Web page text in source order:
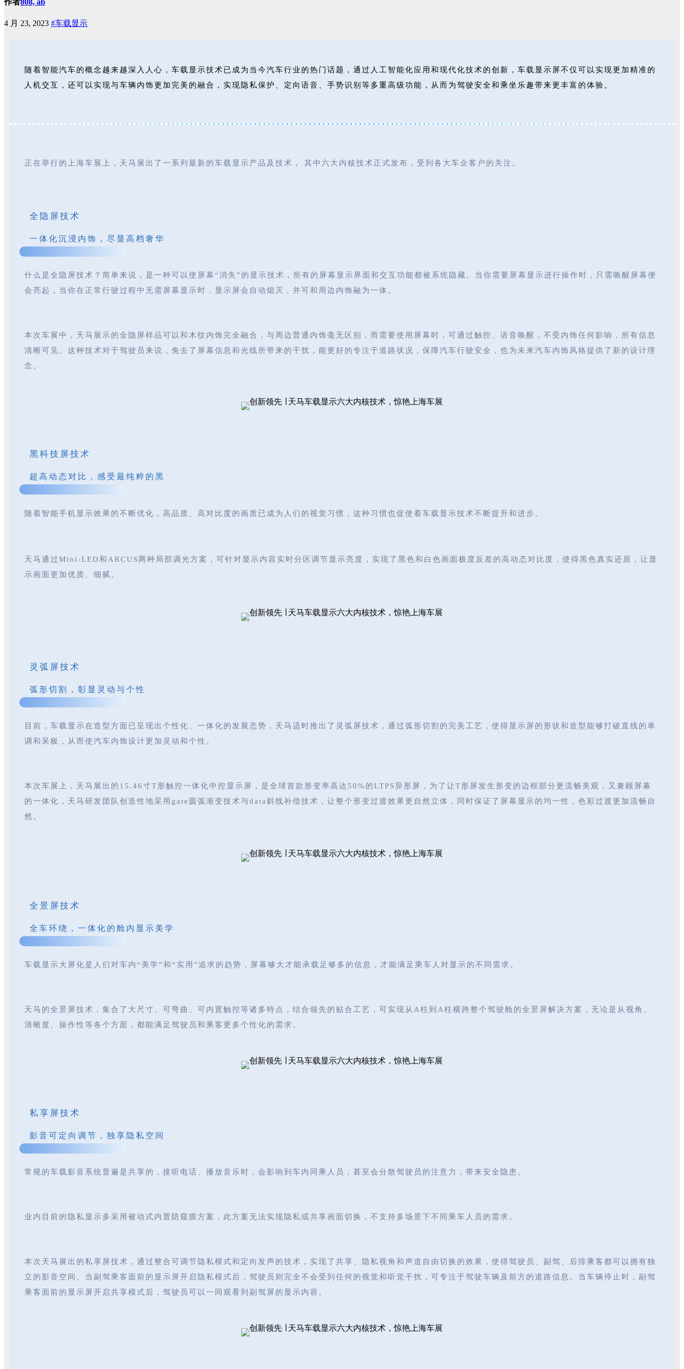
4 月 23, 2023 #车载显示
随着智能汽车的概念越来越深入人心，车载显示技术已成为当今汽车行业的热门话题，通过人工智能化应用和现代化技术的创新，车载显示屏不仅可以实现更加精准的
人机交互，还可以实现与车辆内饰更加完美的融合，实现隐私保护、定向语音、手势识别等多重高级功能，从而为驾驶安全和乘坐乐趣带来更丰富的体验。
正在举行的上海车展上，天马展出了一系列最新的车载显示产品及技术， 其中六大内核技术正式发布，受到各大车企客户的关注。
全隐屏技术
一体化沉浸内饰，尽显高档奢华
什么是全隐屏技术？简单来说，是一种可以使屏幕“消失”的显示技术，所有的屏幕显示界面和交互功能都被系统隐藏。当你需要屏幕显示进行操作时，只需唤醒屏幕便
会亮起，当你在正常行驶过程中无需屏幕显示时，显示屏会自动熄灭，并可和周边内饰融为一体。
本次车展中，天马展示的全隐屏样品可以和木纹内饰完全融合，与周边普通内饰毫无区别，而需要使用屏幕时，可通过触控、语音唤醒，不受内饰任何影响，所有信息
清晰可见。这种技术对于驾驶员来说，免去了屏幕信息和光线所带来的干扰，能更好的专注于道路状况，保障汽车行驶安全，也为未来汽车内饰风格提供了新的设计理
念。
黑科技屏技术
超高动态对比，感受最纯粹的黑
随着智能手机显示效果的不断优化，高品质、高对比度的画质已成为人们的视觉习惯，这种习惯也促使着车载显示技术不断提升和进步。
天马通过Mini-LED和ARCUS两种局部调光方案，可针对显示内容实时分区调节显示亮度，实现了黑色和白色画面极度反差的高动态对比度，使得黑色真实还原，让显
示画面更加优质、细腻。
灵弧屏技术
弧形切割，彰显灵动与个性
目前，车载显示在造型方面已呈现出个性化、一体化的发展态势，天马适时推出了灵弧屏技术，通过弧形切割的完美工艺，使得显示屏的形状和造型能够打破直线的单
调和呆板，从而使汽车内饰设计更加灵动和个性。
本次车展上，天马展出的15.46寸T形触控一体化中控显示屏，是全球首款形变率高达50%的LTPS异形屏，为了让T形屏发生形变的边框部分更流畅美观，又兼顾屏幕
的一体化，天马研发团队创造性地采用gate圆弧渐变技术与data斜线补偿技术，让整个形变过渡效果更自然立体，同时保证了屏幕显示的均一性，色彩过渡更加流畅自
然。
全景屏技术
全车环绕，一体化的舱内显示美学
车载显示大屏化是人们对车内“美学”和“实用”追求的趋势，屏幕够大才能承载足够多的信息，才能满足乘车人对显示的不同需求。
天马的全景屏技术，集合了大尺寸、可弯曲、可内置触控等诸多特点，结合领先的贴合工艺，可实现从A柱到A柱横跨整个驾驶舱的全景屏解决方案，无论是从视角、
清晰度、操作性等各个方面，都能满足驾驶员和乘客更多个性化的需求。
私享屏技术
影音可定向调节，独享隐私空间
常规的车载影音系统普遍是共享的，接听电话、播放音乐时，会影响到车内同乘人员，甚至会分散驾驶员的注意力，带来安全隐患。
业内目前的隐私显示多采用被动式内置防窥膜方案，此方案无法实现隐私或共享画面切换，不支持多场景下不同乘车人员的需求。
本次天马展出的私享屏技术，通过整合可调节隐私模式和定向发声的技术，实现了共享、隐私视角和声道自由切换的效果，使得驾驶员、副驾、后排乘客都可以拥有独
立的影音空间。当副驾乘客面前的显示屏开启隐私模式后，驾驶员则完全不会受到任何的视觉和听觉干扰，可专注于驾驶车辆及前方的道路信息。当车辆停止时，副驾
乘客面前的显示屏开启共享模式后，驾驶员可以一同观看到副驾屏的显示内容。